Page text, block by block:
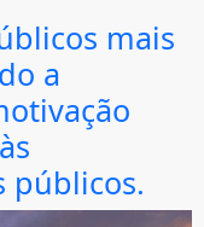
mais
a
públicos.